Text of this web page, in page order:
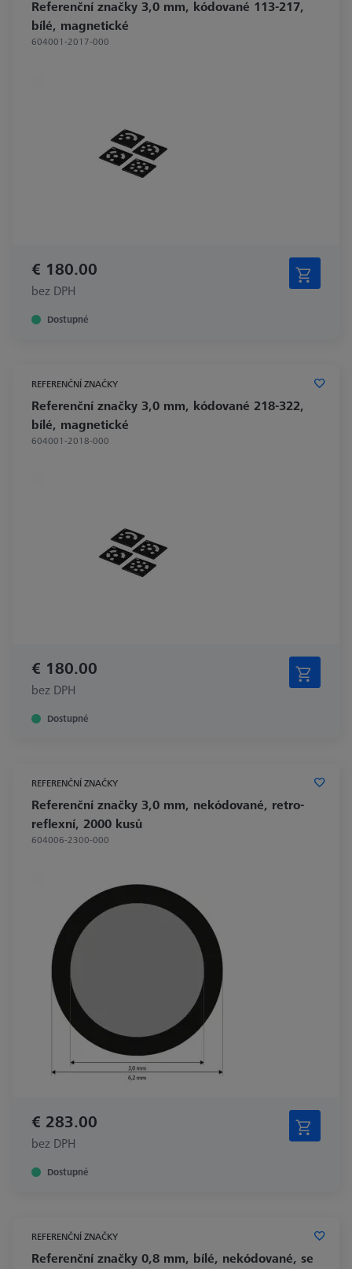
Referenční značky 3,0 mm, kódované 113-217,
bílé, magnetické
604001-2017-000
€ 180.00
bez DPH
Dostupné
REFERENČNÍ ZNAČKY
Referenční značky 3,0 mm, kódované 218-322,
bílé, magnetické
604001-2018-000
€ 180.00
bez DPH
Dostupné
REFERENČNÍ ZNAČKY
Referenční značky 3,0 mm, nekódované, retro-
reflexní, 2000 kusů
604006-2300-000
€ 283.00
bez DPH
Dostupné
REFERENČNÍ ZNAČKY
Referenční značky 0,8 mm, bílé, nekódované, se